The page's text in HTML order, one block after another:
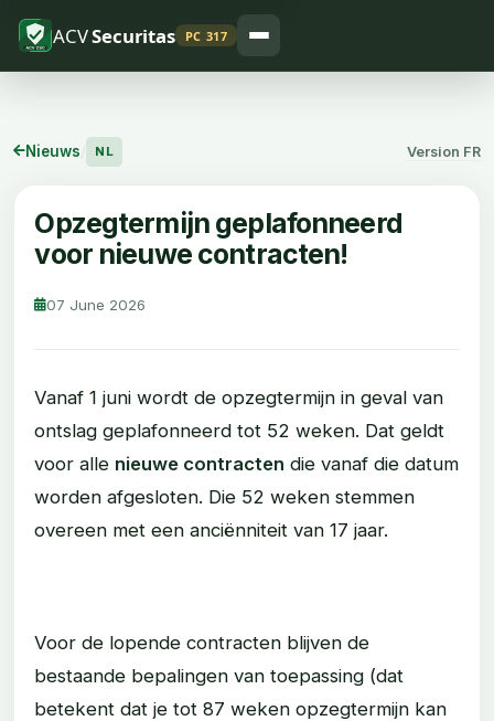
ACVSecuritas PC 317
Nieuws NL Version FR
Opzegtermijn geplafonneerd
voor nieuwe contracten!
07 June 2026
Vanaf 1 juni wordt de opzegtermijn in geval van
ontslag geplafonneerd tot 52 weken. Dat geldt
voor alle nieuwe contracten die vanaf die datum
worden afgesloten. Die 52 weken stemmen
overeen met een anciënniteit van 17 jaar.
Voor de lopende contracten blijven de
bestaande bepalingen van toepassing (dat
betekent dat je tot 87 weken opzegtermijn kan